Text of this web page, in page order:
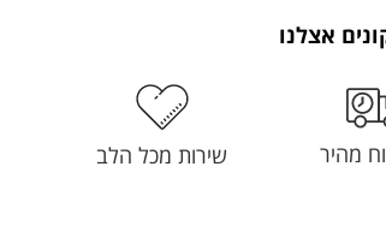
אצלנו
מהיר שירות מכל הלב